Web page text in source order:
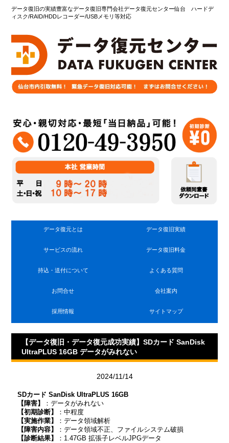
データ復旧の実績豊富なデータ復旧専門会社データ復元センター仙台 ハードデ
ィスク/RAID/HDDレコーダー/USBメモリ等対応
データ復元とは データ復旧実績
サービスの流れ データ復旧料金
持込・送付について よくある質問
お問合せ 会社案内
採用情報 サイトマップ
【データ復旧・データ復元成功実績】SDカード SanDisk
UltraPLUS 16GB データがみれない
2024/11/14
SDカード SanDisk UltraPLUS 16GB
【障害】
：データがみれない
【初期診断】
：中程度
【実施作業】
：データ領域解析
【障害内容】
：データ領域不正、ファイルシステム破損
【診断結果】
：1.47GB 拡張子レベルJPGデータ